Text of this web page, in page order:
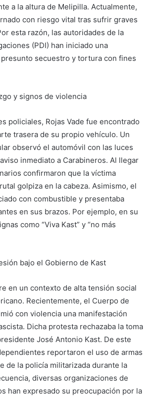
a la altura de Melipilla. Actualmente,
con riesgo vital tras sufrir graves
esta razón, las autoridades de la
(PDI) han iniciado una
secuestro y tortura con fines
y signos de violencia
policiales, Rojas Vade fue encontrado
trasera de su propio vehículo. Un
observó el automóvil con las luces
inmediato a Carabineros. Al llegar
confirmaron que la víctima
golpiza en la cabeza. Asimismo, el
con combustible y presentaba
en sus brazos. Por ejemplo, en su
como “Viva Kast” y “no más
bajo el Gobierno de Kast
en un contexto de alta tensión social
Recientemente, el Cuerpo de
con violencia una manifestación
Dicha protesta rechazaba la toma
José Antonio Kast. De este
reportaron el uso de armas
de la policía militarizada durante la
diversas organizaciones de
han expresado su preocupación por la